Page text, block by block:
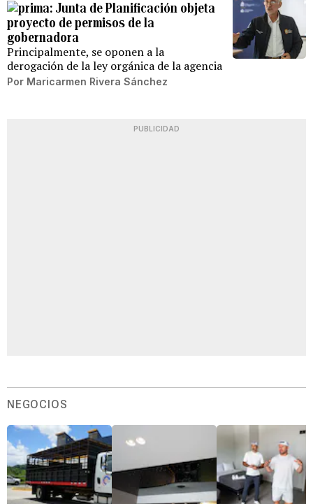
Junta de Planificación objeta
proyecto de permisos de la
gobernadora
Principalmente, se oponen a la
derogación de la ley orgánica de la agencia
Por Maricarmen Rivera Sánchez
PUBLICIDAD
NEGOCIOS